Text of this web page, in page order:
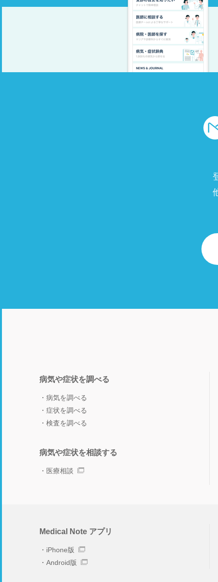
病気や症状を調べる
病気を調べる
症状を調べる
検査を調べる
病気や症状を相談する
医療相談
Medical Note アプリ
iPhone版
Android版